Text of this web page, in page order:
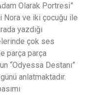
Olarak Portresi”
Nora ve iki çocuğu ile
yazdığı
çok ses
parça parça
“Odyessa Destanı”
anlatmaktadır.